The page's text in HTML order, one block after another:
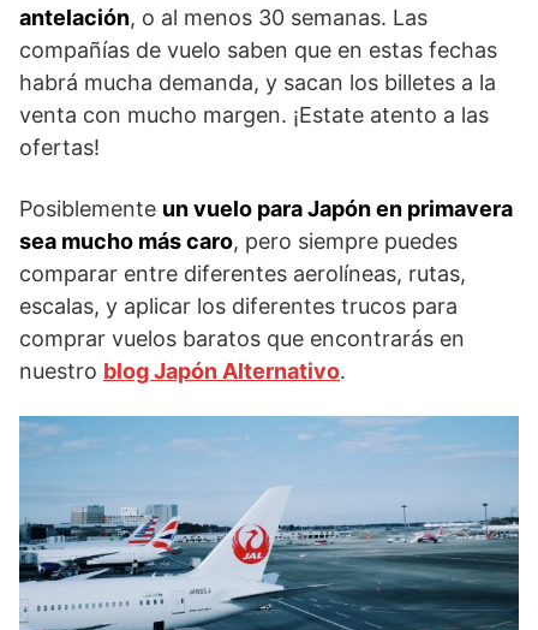
antelación, o al menos 30 semanas. Las
compañías de vuelo saben que en estas fechas
habrá mucha demanda, y sacan los billetes a la
venta con mucho margen. ¡Estate atento a las
ofertas!
Posiblemente un vuelo para Japón en primavera
sea mucho más caro, pero siempre puedes
comparar entre diferentes aerolíneas, rutas,
escalas, y aplicar los diferentes trucos para
comprar vuelos baratos que encontrarás en
nuestro blog Japón Alternativo.